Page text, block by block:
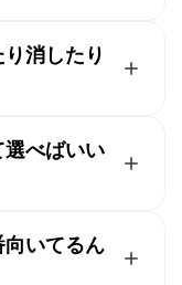
置、回転、サイ
ン上での継続時間
画を追加したい
です。準備がで
をエクスポート
ドバック、
ョン、ビデオレビ
消したり
るよ。描画はタ
もそれらの位
選べばいい
暗いフッテージ
り目立ちます。動
いてるん